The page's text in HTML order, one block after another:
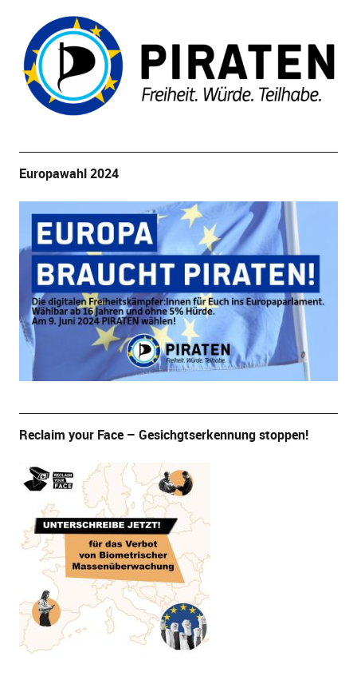
Europawahl 2024
Reclaim your Face – Gesichgtserkennung stoppen!